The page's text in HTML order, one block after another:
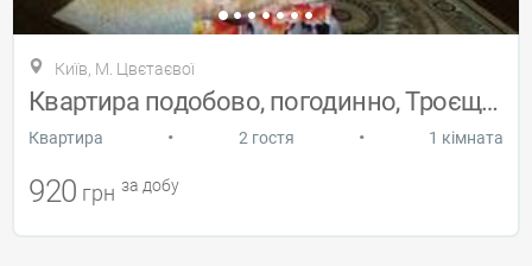
Київ, М. Цвєтаєвої
Квартира подобово, погодинно, Троєщина
Квартира • 2 гостя • 1 кімната
920 грн за добу